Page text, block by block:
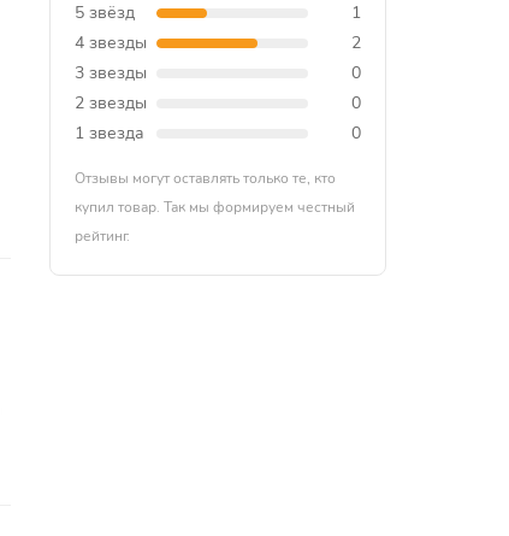
5 звёзд
1
4 звезды
2
3 звезды
0
2 звезды
0
1 звезда
0
Отзывы могут оставлять только те, кто
купил товар. Так мы формируем честный
рейтинг.